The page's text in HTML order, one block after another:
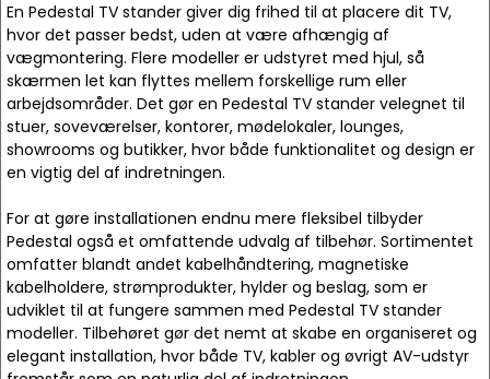
En Pedestal TV stander giver dig frihed til at placere dit TV,
hvor det passer bedst, uden at være afhængig af
vægmontering. Flere modeller er udstyret med hjul, så
skærmen let kan flyttes mellem forskellige rum eller
arbejdsområder. Det gør en Pedestal TV stander velegnet til
stuer, soveværelser, kontorer, mødelokaler, lounges,
showrooms og butikker, hvor både funktionalitet og design er
en vigtig del af indretningen.
For at gøre installationen endnu mere fleksibel tilbyder
Pedestal også et omfattende udvalg af tilbehør. Sortimentet
omfatter blandt andet kabelhåndtering, magnetiske
kabelholdere, strømprodukter, hylder og beslag, som er
udviklet til at fungere sammen med Pedestal TV stander
modeller. Tilbehøret gør det nemt at skabe en organiseret og
elegant installation, hvor både TV, kabler og øvrigt AV-udstyr